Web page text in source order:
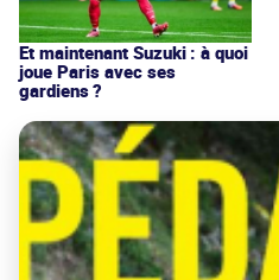
Et maintenant Suzuki : à quoi
joue Paris avec ses
gardiens ?